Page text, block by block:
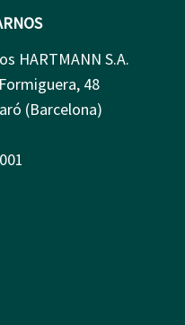
HARTMANN S.A.
48
(Barcelona)